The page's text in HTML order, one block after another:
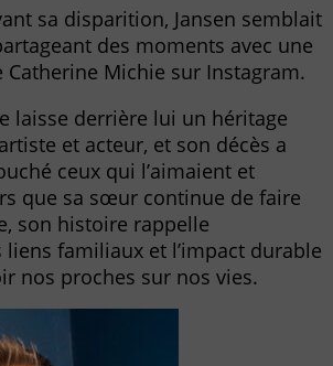
sa disparition, Jansen semblait
des moments avec une
Michie sur Instagram.
laisse derrière lui un héritage
et acteur, et son décès a
ceux qui l’aimaient et
que sa sœur continue de faire
son histoire rappelle
liens familiaux et l’impact durable
nos proches sur nos vies.